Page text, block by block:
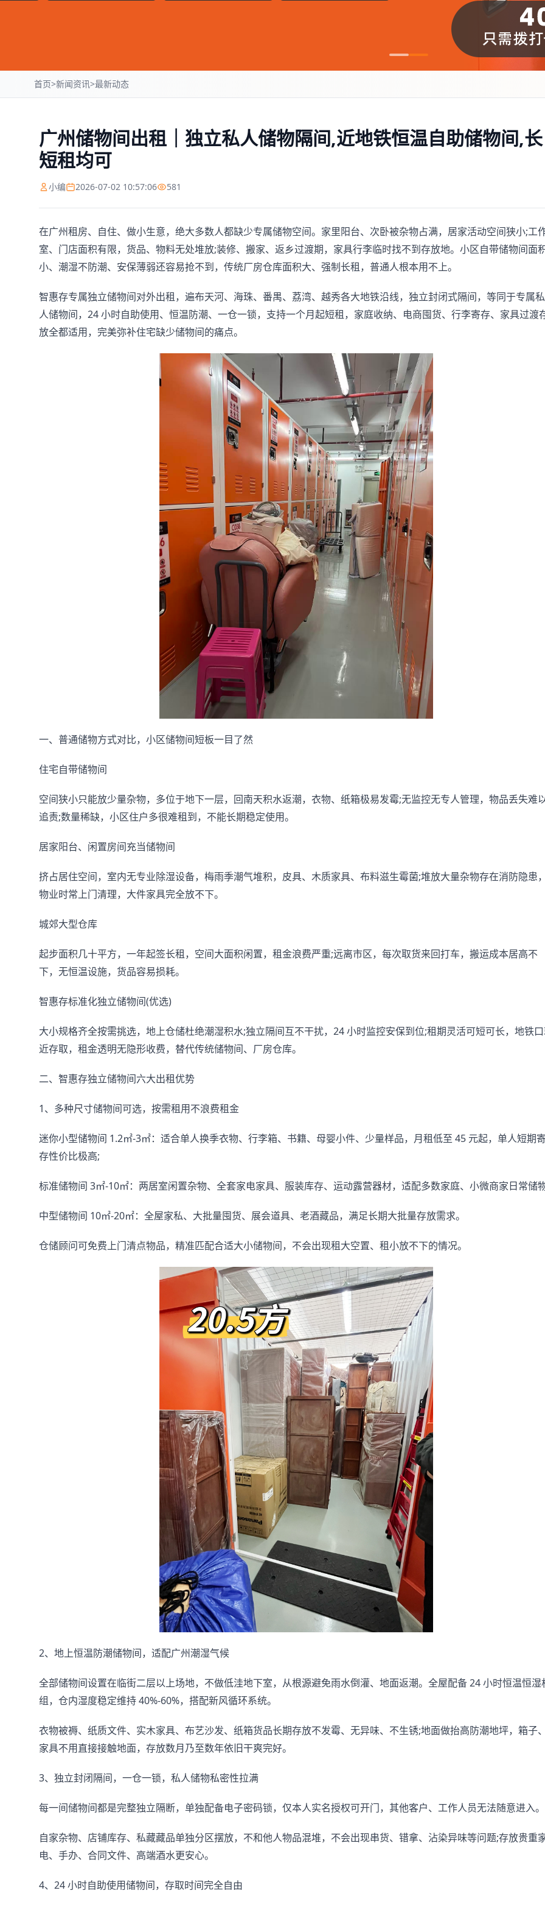
首页>新闻资讯>最新动态
广州储物间出租｜独立私人储物隔间,近地铁恒温自助储物间,长
短租均可
小编 2026-07-02 10:57:06 581
在广州租房、自住、做小生意，绝大多数人都缺少专属储物空间。家里阳台、次卧被杂物占满，居家活动空间狭小;工
室、门店面积有限，货品、物料无处堆放;装修、搬家、返乡过渡期，家具行李临时找不到存放地。小区自带储物间面
小、潮湿不防潮、安保薄弱还容易抢不到，传统厂房仓库面积大、强制长租，普通人根本用不上。
智惠存专属独立储物间对外出租，遍布天河、海珠、番禺、荔湾、越秀各大地铁沿线，独立封闭式隔间，等同于专属私
人储物间，24 小时自助使用、恒温防潮、一仓一锁，支持一个月起短租，家庭收纳、电商囤货、行李寄存、家具过渡
放全都适用，完美弥补住宅缺少储物间的痛点。
一、普通储物方式对比，小区储物间短板一目了然
住宅自带储物间
空间狭小只能放少量杂物，多位于地下一层，回南天积水返潮，衣物、纸箱极易发霉;无监控无专人管理，物品丢失难
追责;数量稀缺，小区住户多很难租到，不能长期稳定使用。
居家阳台、闲置房间充当储物间
挤占居住空间，室内无专业除湿设备，梅雨季潮气堆积，皮具、木质家具、布料滋生霉菌;堆放大量杂物存在消防隐患
物业时常上门清理，大件家具完全放不下。
城郊大型仓库
起步面积几十平方，一年起签长租，空间大面积闲置，租金浪费严重;远离市区，每次取货来回打车，搬运成本居高不
下，无恒温设施，货品容易损耗。
智惠存标准化独立储物间(优选)
大小规格齐全按需挑选，地上仓储杜绝潮湿积水;独立隔间互不干扰，24 小时监控安保到位;租期灵活可短可长，地铁
近存取，租金透明无隐形收费，替代传统储物间、厂房仓库。
二、智惠存独立储物间六大出租优势
1、多种尺寸储物间可选，按需租用不浪费租金
迷你小型储物间 1.2㎡-3㎡：适合单人换季衣物、行李箱、书籍、母婴小件、少量样品，月租低至 45 元起，单人短期
存性价比极高;
标准储物间 3㎡-10㎡：两居室闲置杂物、全套家电家具、服装库存、运动露营器材，适配多数家庭、小微商家日常储
中型储物间 10㎡-20㎡：全屋家私、大批量囤货、展会道具、老酒藏品，满足长期大批量存放需求。
仓储顾问可免费上门清点物品，精准匹配合适大小储物间，不会出现租大空置、租小放不下的情况。
2、地上恒温防潮储物间，适配广州潮湿气候
全部储物间设置在临街二层以上场地，不做低洼地下室，从根源避免雨水倒灌、地面返潮。全屋配备 24 小时恒温恒湿
组，仓内湿度稳定维持 40%-60%，搭配新风循环系统。
衣物被褥、纸质文件、实木家具、布艺沙发、纸箱货品长期存放不发霉、无异味、不生锈;地面做抬高防潮地坪，箱子
家具不用直接接触地面，存放数月乃至数年依旧干爽完好。
3、独立封闭隔间，一仓一锁，私人储物私密性拉满
每一间储物间都是完整独立隔断，单独配备电子密码锁，仅本人实名授权可开门，其他客户、工作人员无法随意进入。
自家杂物、店铺库存、私藏藏品单独分区摆放，不和他人物品混堆，不会出现串货、错拿、沾染异味等问题;存放贵重
电、手办、合同文件、高端酒水更安心。
4、24 小时自助使用储物间，存取时间完全自由